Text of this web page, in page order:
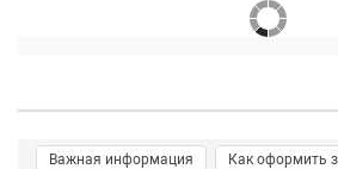
Важная информация Как оформить